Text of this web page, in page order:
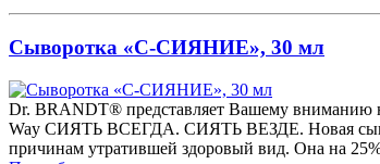
Сыворотка «С-СИЯНИЕ», 30 мл
Dr. BRANDT® представляет Вашему
Way СИЯТЬ ВСЕГДА. СИЯТЬ ВЕЗДЕ. Новая
причинам утратившей здоровый вид. Она на